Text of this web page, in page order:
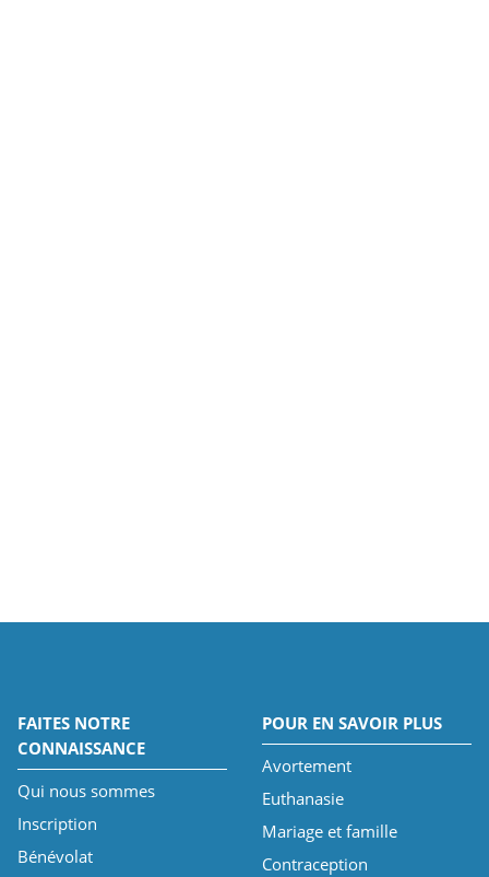
FAITES NOTRE
CONNAISSANCE
Qui nous sommes
Inscription
Bénévolat
POUR EN SAVOIR PLUS
Avortement
Euthanasie
Mariage et famille
Contraception